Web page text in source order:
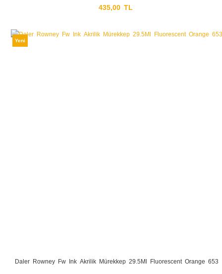
435,00 TL
Yeni
Daler Rowney Fw Ink Akrilik Mürekkep 29.5Ml Fluorescent Orange 653